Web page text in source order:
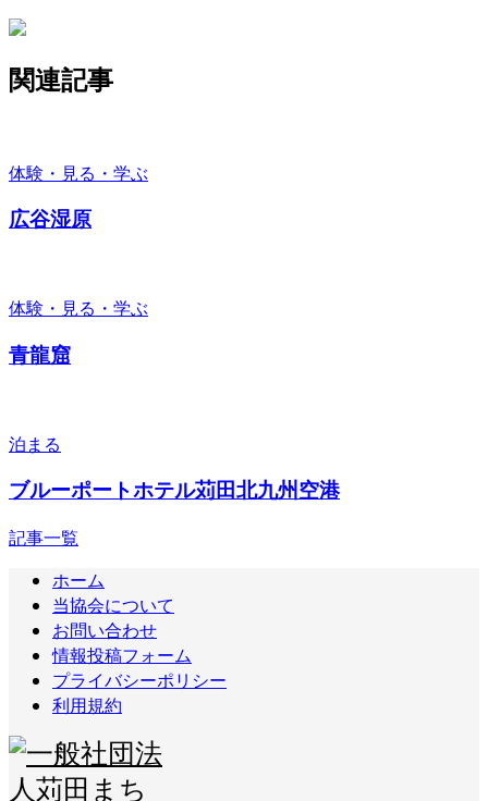
関連記事
体験・見る・学ぶ
広谷湿原
体験・見る・学ぶ
青龍窟
泊まる
ブルーポートホテル苅田北九州空港
記事一覧
ホーム
当協会について
お問い合わせ
情報投稿フォーム
プライバシーポリシー
利用規約